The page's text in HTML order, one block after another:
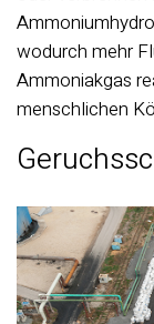
wodurch mehr
Ammoniakgas
menschlichen